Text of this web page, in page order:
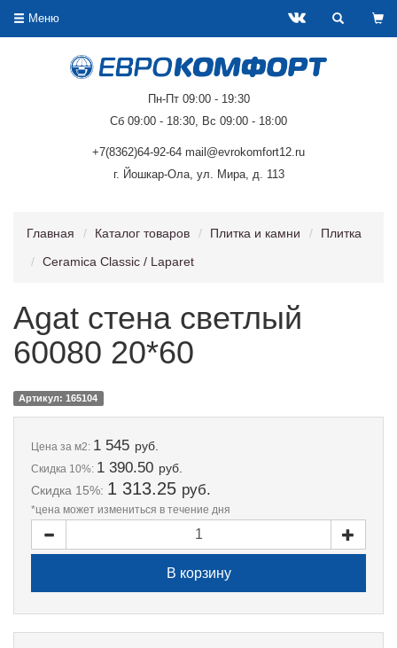
Меню
Пн-Пт 09:00 - 19:30
Сб 09:00 - 18:30, Вс 09:00 - 18:00
+7(8362)64-92-64 mail@evrokomfort12.ru
г. Йошкар-Ола, ул. Мира, д. 113
Главная Каталог товаров Плитка и камни
Плитка
Ceramica Classic / Laparet
Agat стена светлый
60080 20*60
Артикул: 165104
Цена за м2: 1 545 руб.
Скидка 10%: 1 390.50 руб.
Скидка 15%: 1 313.25 руб.
*цена может измениться в течение дня